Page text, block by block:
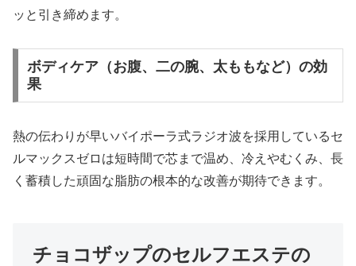
ッと引き締めます。
ボディケア（お腹、二の腕、太ももなど）の効
果
熱の伝わりが早いバイポーラ式ラジオ波を採用しているセ
ルマックスゼロは短時間で芯まで温め、冷えやむくみ、長
く蓄積した頑固な脂肪の根本的な改善が期待できます。
チョコザップのセルフエステの